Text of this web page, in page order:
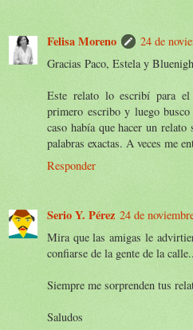
Felisa Moreno
24 de
Gracias Paco, Estela y
Este relato lo escribí para
primero escribo y luego
caso había que hacer un
palabras exactas. A veces me
Responder
Serio Y. Pérez 24 de
Mira que las amigas le
confiarse de la gente de la
Siempre me sorprenden tus
Saludos